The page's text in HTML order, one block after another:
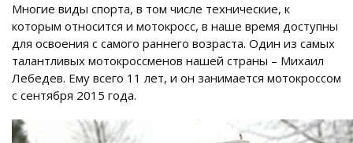
Многие виды спорта, в том числе технические, к
которым относится и мотокросс, в наше время доступны
для освоения с самого раннего возраста. Один из самых
талантливых мотокроссменов нашей страны – Михаил
Лебедев. Ему всего 11 лет, и он занимается мотокроссом
с сентября 2015 года.